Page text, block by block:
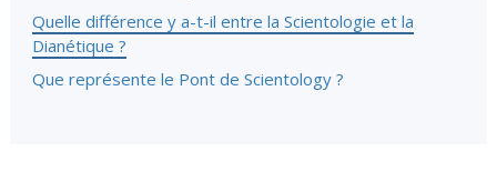
Quelle différence y a-t-il entre la Scientologie et la
Dianétique ?
Que représente le Pont de Scientology ?